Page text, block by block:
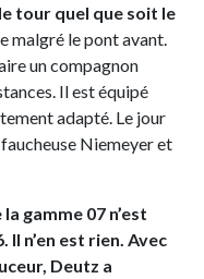
tour quel que soit le
malgré le pont avant.
un compagnon
Il est équipé
adapté. Le jour
Niemeyer et
gamme 07 n’est
Il n’en est rien. Avec
Deutz a